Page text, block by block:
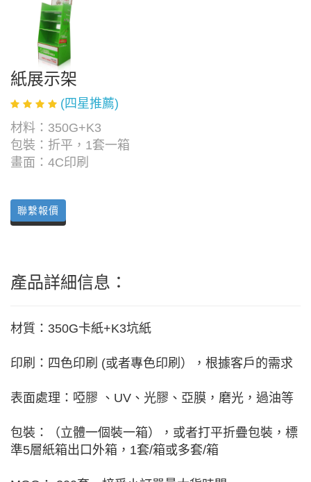
紙展示架
(四星推薦)
材料：350G+K3
包裝：折平，1套一箱
畫面：4C印刷
聯繫報價
產品詳細信息：
材質：350G卡紙+K3坑紙
印刷：四色印刷 (或者專色印刷），根據客戶的需求
表面處理：啞膠 、UV、光膠、亞膜，磨光，過油等
包裝：（立體一個裝一箱），或者打平折疊包裝，標
準5層紙箱出口外箱，1套/箱或多套/箱